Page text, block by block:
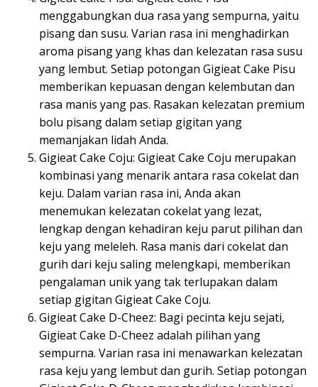
menggabungkan dua rasa yang sempurna, yaitu
pisang dan susu. Varian rasa ini menghadirkan
aroma pisang yang khas dan kelezatan rasa susu
yang lembut. Setiap potongan Gigieat Cake Pisu
memberikan kepuasan dengan kelembutan dan
rasa manis yang pas. Rasakan kelezatan premium
bolu pisang dalam setiap gigitan yang
memanjakan lidah Anda.
Gigieat Cake Coju: Gigieat Cake Coju merupakan
kombinasi yang menarik antara rasa cokelat dan
keju. Dalam varian rasa ini, Anda akan
menemukan kelezatan cokelat yang lezat,
lengkap dengan kehadiran keju parut pilihan dan
keju yang meleleh. Rasa manis dari cokelat dan
gurih dari keju saling melengkapi, memberikan
pengalaman unik yang tak terlupakan dalam
setiap gigitan Gigieat Cake Coju.
Gigieat Cake D-Cheez: Bagi pecinta keju sejati,
Gigieat Cake D-Cheez adalah pilihan yang
sempurna. Varian rasa ini menawarkan kelezatan
rasa keju yang lembut dan gurih. Setiap potongan